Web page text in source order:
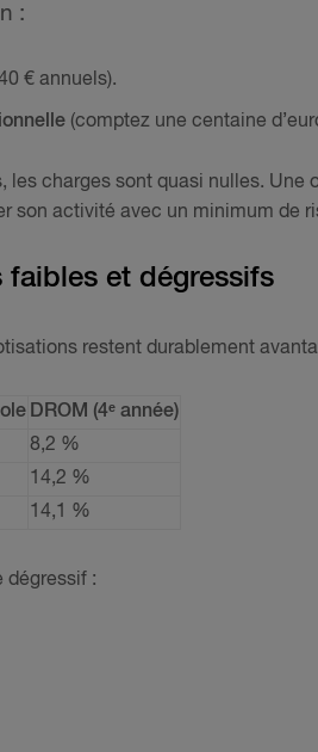
:
€ annuels).
(comptez une centaine
les charges sont quasi nulles. Une
son activité avec un minimum de
faibles et dégressifs
restent durablement
DROM (4ᵉ année)
8,2 %
14,2 %
14,1 %
dégressif :